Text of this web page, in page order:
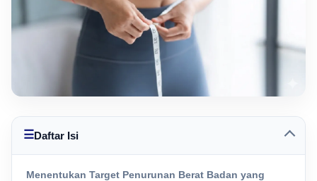
☰Daftar Isi
Menentukan Target Penurunan Berat Badan yang